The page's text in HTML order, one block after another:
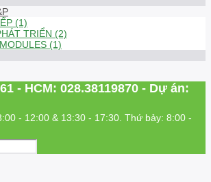
(1)
TRIỂN (2)
(1)
- HCM: 028.38119870 - Dự án:
- 12:00 & 13:30 - 17:30. Thứ bảy: 8:00 -